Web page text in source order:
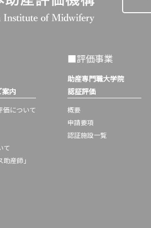
内
価について
て
産師」
■評価事業
助産専門職大学院
認証評価
概要
申請要項
認証施設一覧